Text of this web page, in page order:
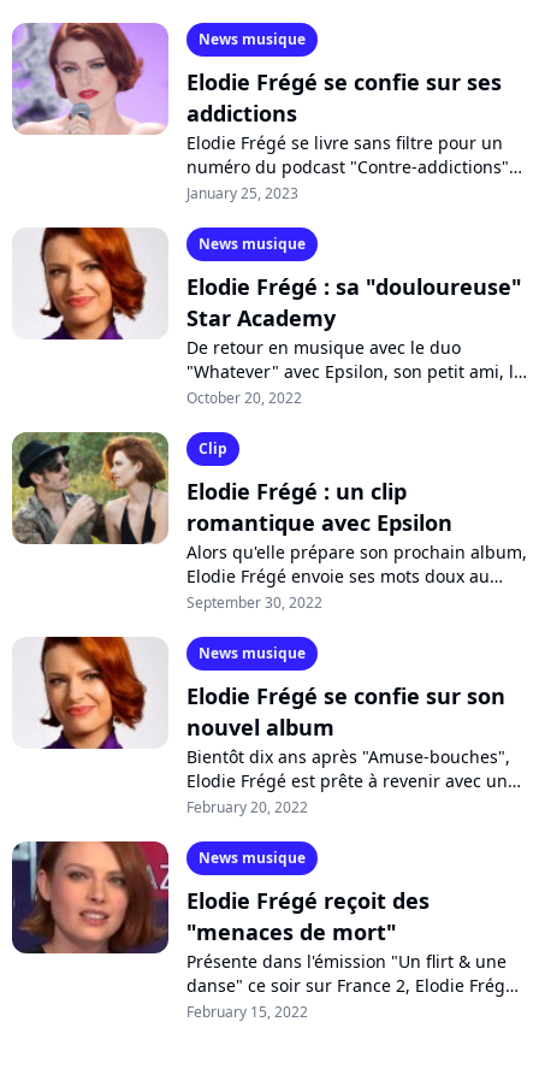
gains...
News musique
Elodie Frégé se confie sur ses
addictions
Elodie Frégé se livre sans filtre pour un
numéro du podcast "Contre-addictions"
animé par Rose. La chanteuse révèle que
January 25, 2023
News musique
Elodie Frégé : sa "douloureuse"
Star Academy
De retour en musique avec le duo
"Whatever" avec Epsilon, son petit ami, la
chanteuse Elodie Frégé vient de se
"douloureuse"...
October 20, 2022
Clip
Elodie Frégé : un clip
romantique avec Epsilon
Alors qu'elle prépare son prochain album,
Elodie Frégé envoie ses mots doux au
musicien français Epsilon sur le très beau
September 30, 2022
News musique
Elodie Frégé se confie sur son
nouvel album
Bientôt dix ans après "Amuse-bouches",
Elodie Frégé est prête à revenir avec un
nouvel album, composé et réalisé avec
February 20, 2022
News musique
Elodie Frégé reçoit des
"menaces de mort"
Présente dans l'émission "Un flirt & une
danse" ce soir sur France 2, Elodie Frégé
s'est confiée sur les réseaux sociaux, où
February 15, 2022